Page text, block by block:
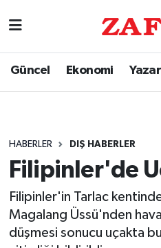
Güncel Ekonomi
HABERLER DIŞ HABERLER
Filipinler'de
Filipinler'in Tarlac
Magalang Üssü'nden
düşmesi sonucu uçakta